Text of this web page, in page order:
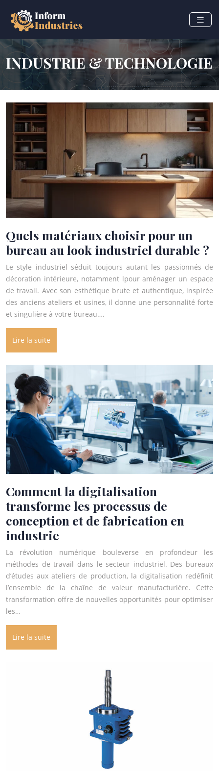
INDUSTRIE & TECHNOLOGIE
Quels matériaux choisir pour un
bureau au look industriel durable ?
Le style industriel séduit toujours autant les passionnés de
décoration intérieure, notamment lpour aménager un espace
de travail. Avec son esthétique brute et authentique, inspirée
des anciens ateliers et usines, il donne une personnalité forte
et singulière à votre bureau….
Lire la suite
Comment la digitalisation
transforme les processus de
conception et de fabrication en
industrie
La révolution numérique bouleverse en profondeur les
méthodes de travail dans le secteur industriel. Des bureaux
d’études aux ateliers de production, la digitalisation redéfinit
l’ensemble de la chaîne de valeur manufacturière. Cette
transformation offre de nouvelles opportunités pour optimiser
les…
Lire la suite